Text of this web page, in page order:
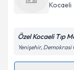
için birKocaeli
Özel Kocaeli Tıp
Yenişehir, Demokrasi